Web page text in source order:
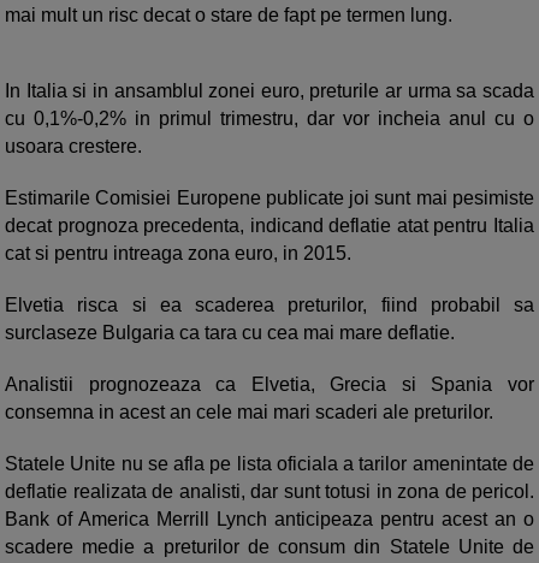
mai mult un risc decat o stare de fapt pe termen lung.
In Italia si in ansamblul zonei euro, preturile ar urma sa scada
cu 0,1%-0,2% in primul trimestru, dar vor incheia anul cu o
usoara crestere.
Estimarile Comisiei Europene publicate joi sunt mai pesimiste
decat prognoza precedenta, indicand deflatie atat pentru Italia
cat si pentru intreaga zona euro, in 2015.
Elvetia risca si ea scaderea preturilor, fiind probabil sa
surclaseze Bulgaria ca tara cu cea mai mare deflatie.
Analistii prognozeaza ca Elvetia, Grecia si Spania vor
consemna in acest an cele mai mari scaderi ale preturilor.
Statele Unite nu se afla pe lista oficiala a tarilor amenintate de
deflatie realizata de analisti, dar sunt totusi in zona de pericol.
Bank of America Merrill Lynch anticipeaza pentru acest an o
scadere medie a preturilor de consum din Statele Unite de